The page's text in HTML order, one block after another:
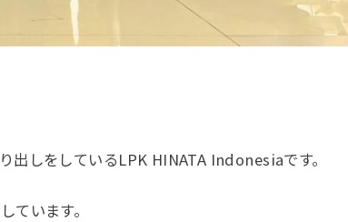
出しをしているLPK HINATA Indonesiaです。
ています。